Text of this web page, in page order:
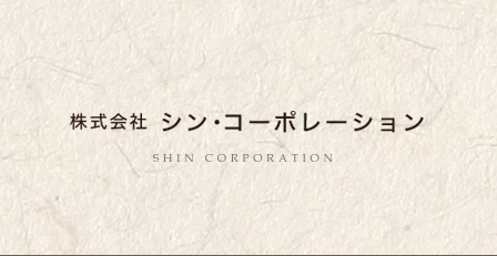
都内に5店舗展開している蕎麦
のお店「真希（しんき）」を運
営する「株式会社シン・コーポ
レーション」のブログ
東京都内に5店舗ある美味しい蕎麦のお
店「真希（しんき）」と運営の「株式
会社シン・コーポレーション」の新着
情報はこちら。店舗によって24時間営
業、宴会なども承っております。季節
のメニューも豊富にご用意。